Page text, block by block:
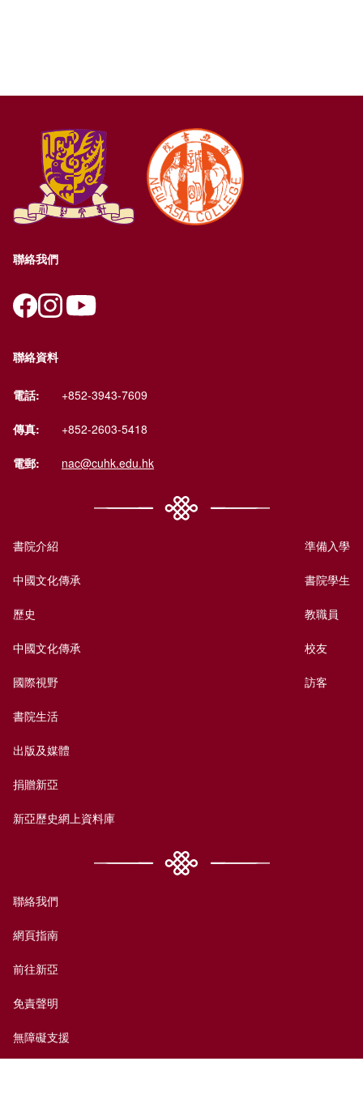
聯絡我們
聯絡資料
電話: +852-3943-7609
傳真: +852-2603-5418
電郵: nac@cuhk.edu.hk
書院介紹
中國文化傳承
歷史
中國文化傳承
國際視野
書院生活
出版及媒體
捐贈新亞
新亞歷史網上資料庫
準備入學
書院學生
教職員
校友
訪客
聯絡我們
網頁指南
前往新亞
免責聲明
無障礙支援